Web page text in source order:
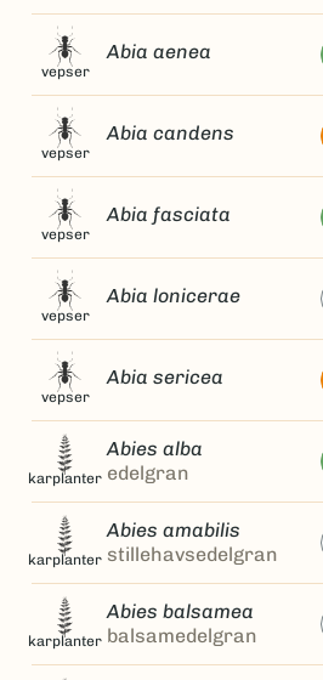
vepser
Abia aenea
vepser
Abia candens
vepser
Abia fasciata
vepser
Abia lonicerae
vepser
Abia sericea
karplanter
Abies alba
edelgran
karplanter
Abies amabilis
stillehavsedelgran
karplanter
Abies balsamea
balsamedelgran